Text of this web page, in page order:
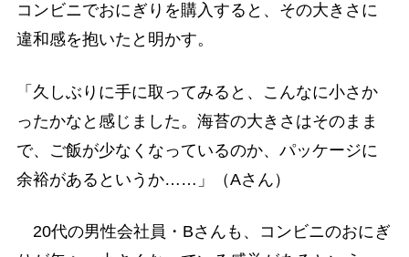
コンビニでおにぎりを購入すると、その大きさに
違和感を抱いたと明かす。
「久しぶりに手に取ってみると、こんなに小さか
ったかなと感じました。海苔の大きさはそのまま
で、ご飯が少なくなっているのか、パッケージに
余裕があるというか……」（Aさん）
20代の男性会社員・Bさんも、コンビニのおにぎ